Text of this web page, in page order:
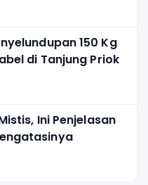
150 Kg
di Tanjung Priok
Ini Penjelasan